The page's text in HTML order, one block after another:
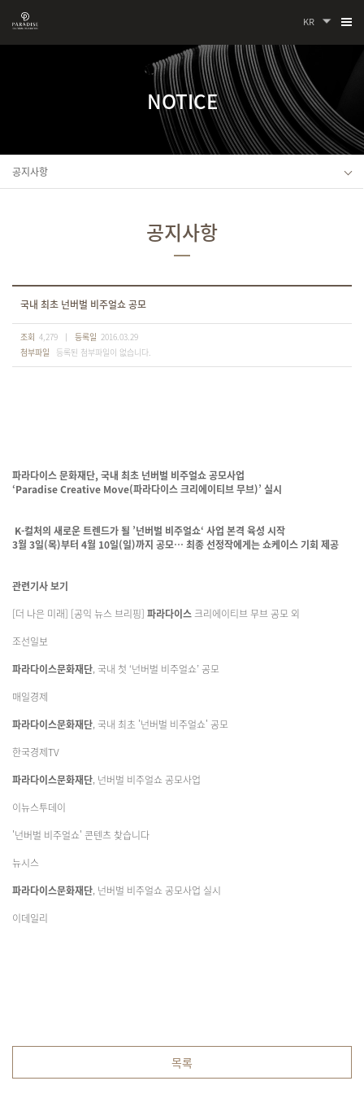
KR
NOTICE
공지사항
공지사항
국내 최초 넌버벌 비주얼쇼 공모
첨부파일 등록된 첨부파일이 없습니다.
조회 4,279 등록일 2016.03.29
파라다이스 문화재단, 국내 최초 넌버벌 비주얼쇼 공모사업
‘Paradise Creative Move(파라다이스 크리에이티브 무브)’ 실시
K-컬처의 새로운 트렌드가 될 ’넌버벌 비주얼쇼‘ 사업 본격 육성 시작
3월 3일(목)부터 4월 10일(일)까지 공모… 최종 선정작에게는 쇼케이스 기회 제공
관련기사 보기
[더 나은 미래] [공익 뉴스 브리핑] 파라다이스크리에이티브 무브 공모 외
조선일보
파라다이스문화재단, 국내 첫 ‘넌버벌 비주얼쇼’ 공모
매일경제
파라다이스문화재단, 국내 최초 '넌버벌 비주얼쇼' 공모
한국경제TV
파라다이스문화재단, 넌버벌 비주얼쇼 공모사업
이뉴스투데이
'넌버벌 비주얼쇼' 콘텐츠 찾습니다
뉴시스
파라다이스문화재단, 넌버벌 비주얼쇼 공모사업 실시
이데일리
목록